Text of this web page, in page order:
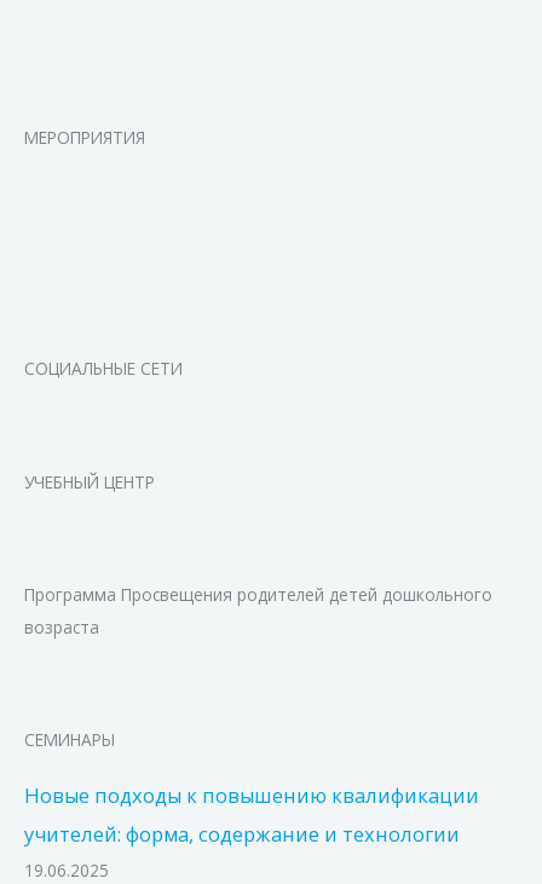
МЕРОПРИЯТИЯ
СОЦИАЛЬНЫЕ СЕТИ
УЧЕБНЫЙ ЦЕНТР
Программа Просвещения родителей детей дошкольного
возраста
СЕМИНАРЫ
Новые подходы к повышению квалификации
учителей: форма, содержание и технологии
19.06.2025